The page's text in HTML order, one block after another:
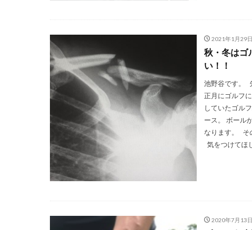
2021年1月29日
秋・冬はゴ
い！！
池野谷です。
正月にゴルフ
していたゴル
ース。 ボール
なります。 そ
気をつけてほ
2020年7月13日